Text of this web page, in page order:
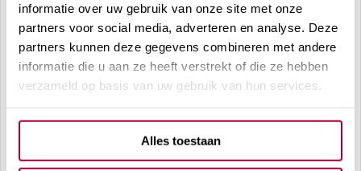
informatie over uw gebruik van onze site met onze
partners voor social media, adverteren en analyse. Deze
partners kunnen deze gegevens combineren met andere
informatie die u aan ze heeft verstrekt of die ze hebben
verzameld op basis van uw gebruik van hun services.
Alles toestaan
Professioneel tattoo weglaseren
Bij Skin Therapy Clinics kun je rekenen op een
professionele aanpak met de meest geavanceerde
technologie: de Pico laser, dé laser met de kortste